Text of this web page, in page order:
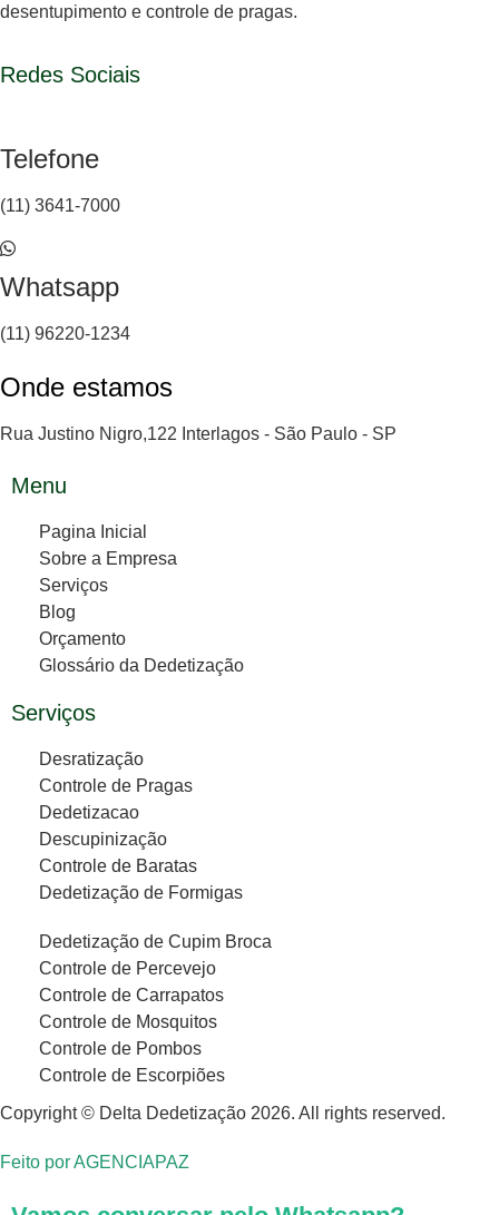
desentupimento e controle de pragas.
Redes Sociais
Telefone
(11) 3641-7000
Whatsapp
(11) 96220-1234
Onde estamos
Rua Justino Nigro,122 Interlagos - São Paulo - SP
Menu
Pagina Inicial
Sobre a Empresa
Serviços
Blog
Orçamento
Glossário da Dedetização
Serviços
Desratização
Controle de Pragas
Dedetizacao
Descupinização
Controle de Baratas
Dedetização de Formigas
Dedetização de Cupim Broca
Controle de Percevejo
Controle de Carrapatos
Controle de Mosquitos
Controle de Pombos
Controle de Escorpiões
Copyright © Delta Dedetização 2026. All rights reserved.
Feito porAGENCIAPAZ